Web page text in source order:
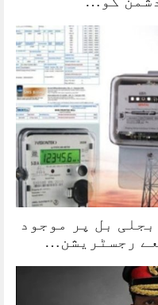
بل پر موجود
رجسٹریشن…